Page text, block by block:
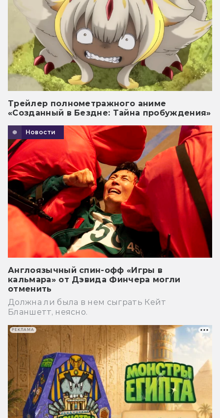
Трейлер полнометражного аниме
«Созданный в Бездне: Тайна пробуждения»
Новости
Англоязычный спин-офф «Игры в
кальмара» от Дэвида Финчера могли
отменить
Должна ли была в нем сыграть Кейт
Бланшетт, неясно.
РЕКЛАМА